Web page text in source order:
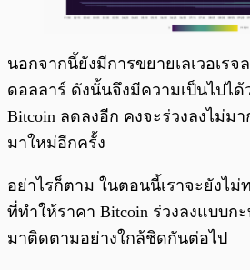
นอกจากนี้ยังมีการขยายเลเวอเรจ
ดอลลาร์ ดังนั้นจึงมีความเป็นไปได้
Bitcoin ลดลงอีก คงจะร่วงลงไม่
มาใหม่อีกครั้ง
อย่าไรก็ตาม ในตอนนี้เราจะยังไม่
ที่ทำให้ราคา Bitcoin ร่วงลงแบบ
มาติดตามอย่างใกล้ชิดกันต่อไป